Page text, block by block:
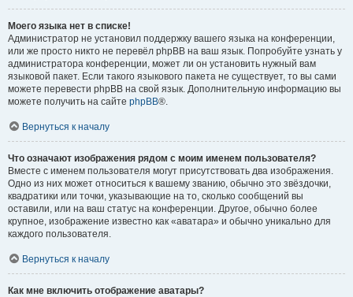
Моего языка нет в списке!
Администратор не установил поддержку вашего языка на конференции,
или же просто никто не перевёл phpBB на ваш язык. Попробуйте узнать у
администратора конференции, может ли он установить нужный вам
языковой пакет. Если такого языкового пакета не существует, то вы сами
можете перевести phpBB на свой язык. Дополнительную информацию вы
можете получить на сайте phpBB®.
Вернуться к началу
Что означают изображения рядом с моим именем пользователя?
Вместе с именем пользователя могут присутствовать два изображения.
Одно из них может относиться к вашему званию, обычно это звёздочки,
квадратики или точки, указывающие на то, сколько сообщений вы
оставили, или на ваш статус на конференции. Другое, обычно более
крупное, изображение известно как «аватара» и обычно уникально для
каждого пользователя.
Вернуться к началу
Как мне включить отображение аватары?